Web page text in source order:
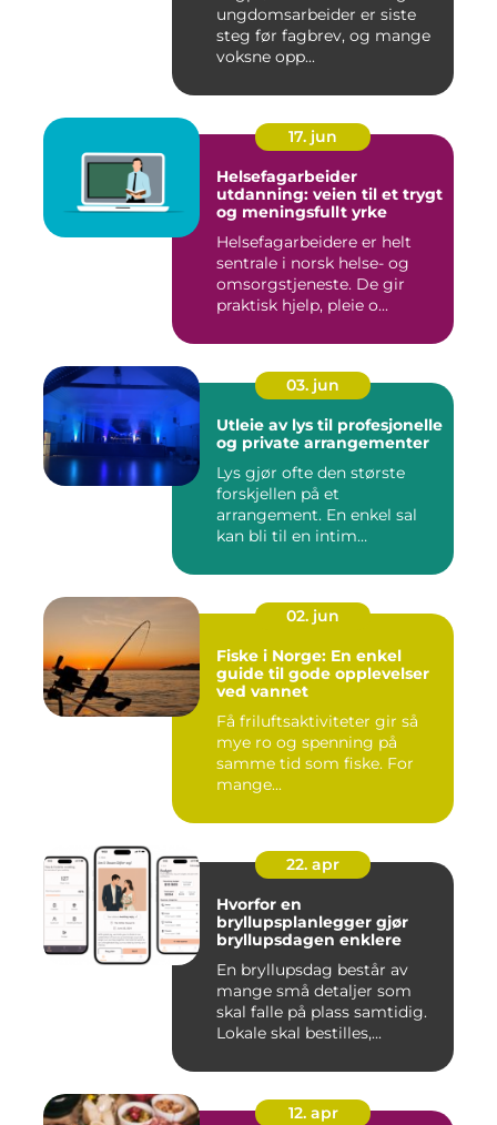
ungdomsarbeider er siste
steg før fagbrev, og mange
voksne opp...
17. jun
Helsefagarbeider
utdanning: veien til et trygt
og meningsfullt yrke
Helsefagarbeidere er helt
sentrale i norsk helse- og
omsorgstjeneste. De gir
praktisk hjelp, pleie o...
03. jun
Utleie av lys til profesjonelle
og private arrangementer
Lys gjør ofte den største
forskjellen på et
arrangement. En enkel sal
kan bli til en intim
02. jun
Fiske i Norge: En enkel
guide til gode opplevelser
ved vannet
Få friluftsaktiviteter gir så
mye ro og spenning på
samme tid som fiske. For
mange...
22. apr
Hvorfor en
bryllupsplanlegger gjør
bryllupsdagen enklere
En bryllupsdag består av
mange små detaljer som
skal falle på plass samtidig.
Lokale skal bestilles,...
12. apr